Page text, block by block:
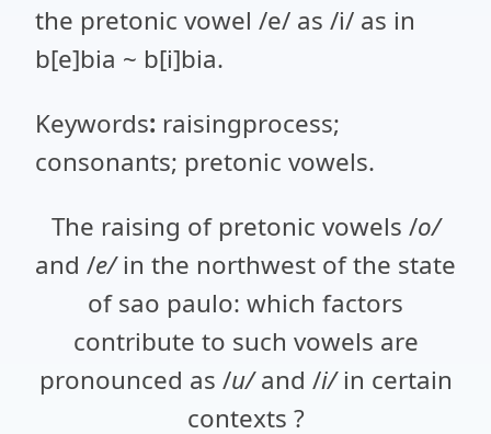
the pretonic vowel /e/ as /i/ as in
b[e]bia ~ b[i]bia.
Keywords: raisingprocess;
consonants; pretonic vowels.
The raising of pretonic vowels /o/
and /e/in the northwest of the state
of sao paulo: which factors
contribute to such vowels are
pronounced as /u/and /i/in certain
contexts ?